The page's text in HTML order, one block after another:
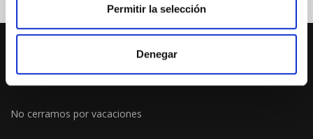
Permitir la selección
Denegar
No cerramos por vacaciones